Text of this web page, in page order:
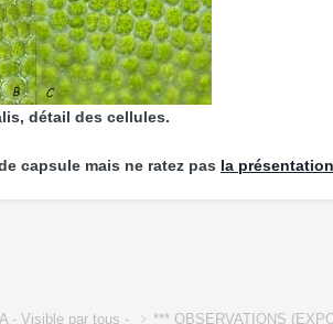
détail des cellules.
capsule mais ne ratez pas la
- Visible par tous - *** OBSERVATIONS